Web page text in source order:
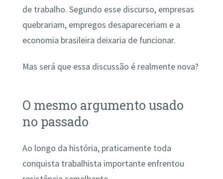
de trabalho. Segundo esse discurso, empresas
quebrariam, empregos desapareceriam e a
economia brasileira deixaria de funcionar.
Mas será que essa discussão é realmente nova?
O mesmo argumento usado
no passado
Ao longo da história, praticamente toda
conquista trabalhista importante enfrentou